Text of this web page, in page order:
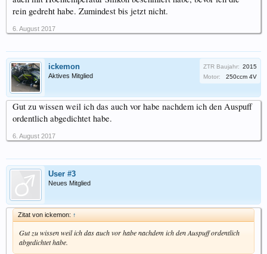
rein gedreht habe. Zumindest bis jetzt nicht.
6. August 2017
ickemon
Aktives Mitglied
ZTR Baujahr: 2015
Motor:
250ccm 4V
Gut zu wissen weil ich das auch vor habe nachdem ich den Auspuff
ordentlich abgedichtet habe.
6. August 2017
User #3
Neues Mitglied
Zitat von ickemon: ↑
Gut zu wissen weil ich das auch vor habe nachdem ich den Auspuff ordentlich
abgedichtet habe.